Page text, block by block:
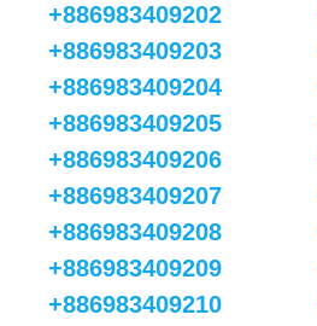
+886983409202
+886983409203
+886983409204
+886983409205
+886983409206
+886983409207
+886983409208
+886983409209
+886983409210